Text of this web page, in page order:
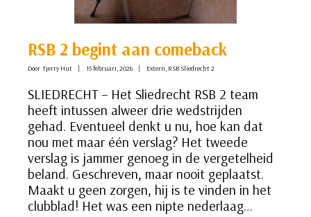
RSB 2 begint aan comeback
Door Tjerry Hut 15 februari, 2026 Extern, RSB Sliedrecht 2
SLIEDRECHT – Het Sliedrecht RSB 2 team
heeft intussen alweer drie wedstrijden
gehad. Eventueel denkt u nu, hoe kan dat
nou met maar één verslag? Het tweede
verslag is jammer genoeg in de vergetelheid
beland. Geschreven, maar nooit geplaatst.
Maakt u geen zorgen, hij is te vinden in het
clubblad! Het was een nipte nederlaag…